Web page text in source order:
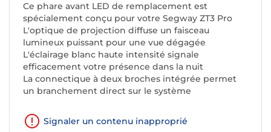
Ce phare avant LED de remplacement est
spécialement conçu pour votre Segway ZT3 Pro
L'optique de projection diffuse un faisceau
lumineux puissant pour une vue dégagée
L'éclairage blanc haute intensité signale
efficacement votre présence dans la nuit
La connectique à deux broches intégrée permet
un branchement direct sur le système
Signaler un contenu inapproprié